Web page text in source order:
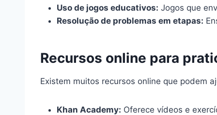
Uso de jogos educativos: Jogos que
Resolução de problemas em etapas:
Recursos online para
Existem muitos recursos online que podem
Khan Academy: Oferece vídeos e